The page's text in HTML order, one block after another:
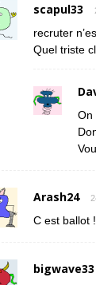
scapul33
recruter
Quel triste
On
Arash24
C est ballot !
bigwave33